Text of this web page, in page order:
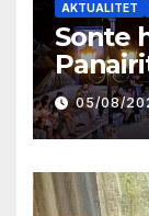
AKTUALITET
Sonte
05/08/